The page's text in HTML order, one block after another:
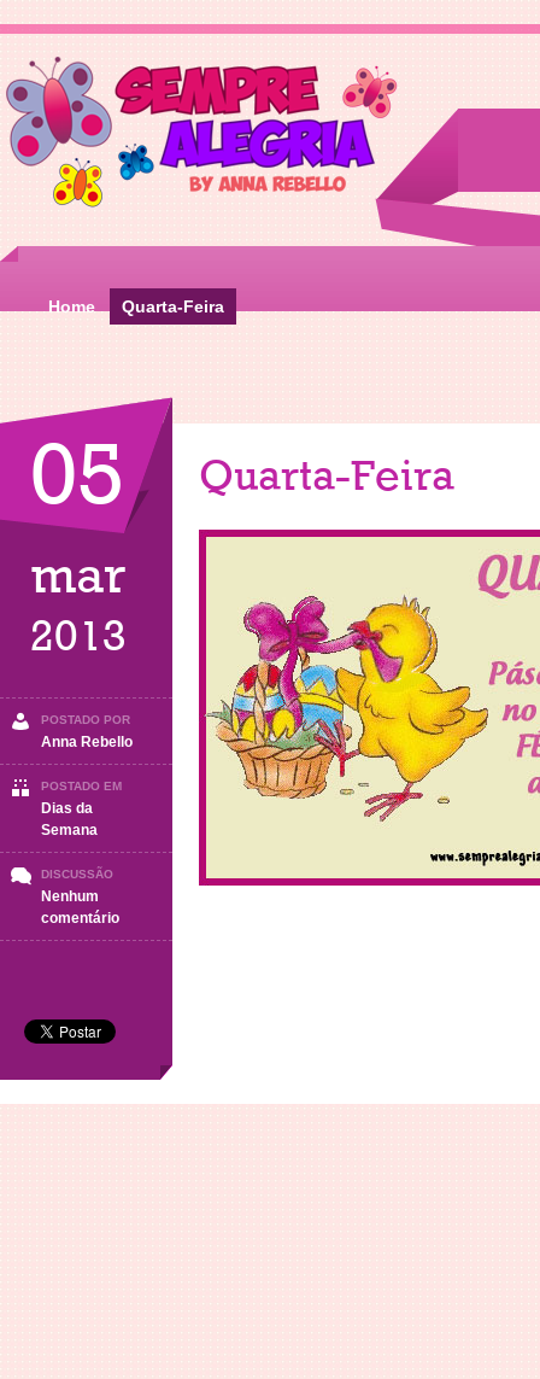
Home Quarta-Feira
05
mar
2013
POSTADO POR
Anna Rebello
POSTADO EM
Dias da
Semana
DISCUSSÃO
Nenhum
comentárioem
Quarta-
Quarta-Feira